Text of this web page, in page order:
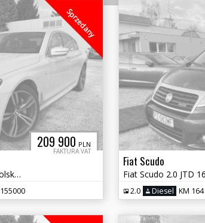
209 900 PLN
FAKTURA VAT
Sprzedany
BMW 730d xDrive G11 Salon Polska Vat 23%
155000
Fiat Scudo
2.0 Diesel KM 164